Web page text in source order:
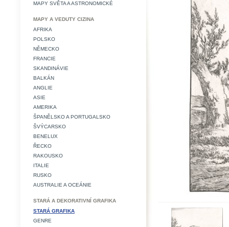
MAPY SVĚTA A ASTRONOMICKÉ
MAPY A VEDUTY CIZINA
AFRIKA
POLSKO
NĚMECKO
FRANCIE
SKANDINÁVIE
BALKÁN
ANGLIE
ASIE
AMERIKA
ŠPANĚLSKO A PORTUGALSKO
ŠVÝCARSKO
BENELUX
ŘECKO
RAKOUSKO
ITALIE
RUSKO
AUSTRALIE A OCEÁNIE
STARÁ A DEKORATIVNÍ GRAFIKA
STARÁ GRAFIKA
GENRE